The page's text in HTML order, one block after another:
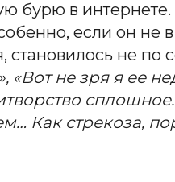
бурю в
если он не
становилось не
«Вот не зря я ее
Как стрекоза,